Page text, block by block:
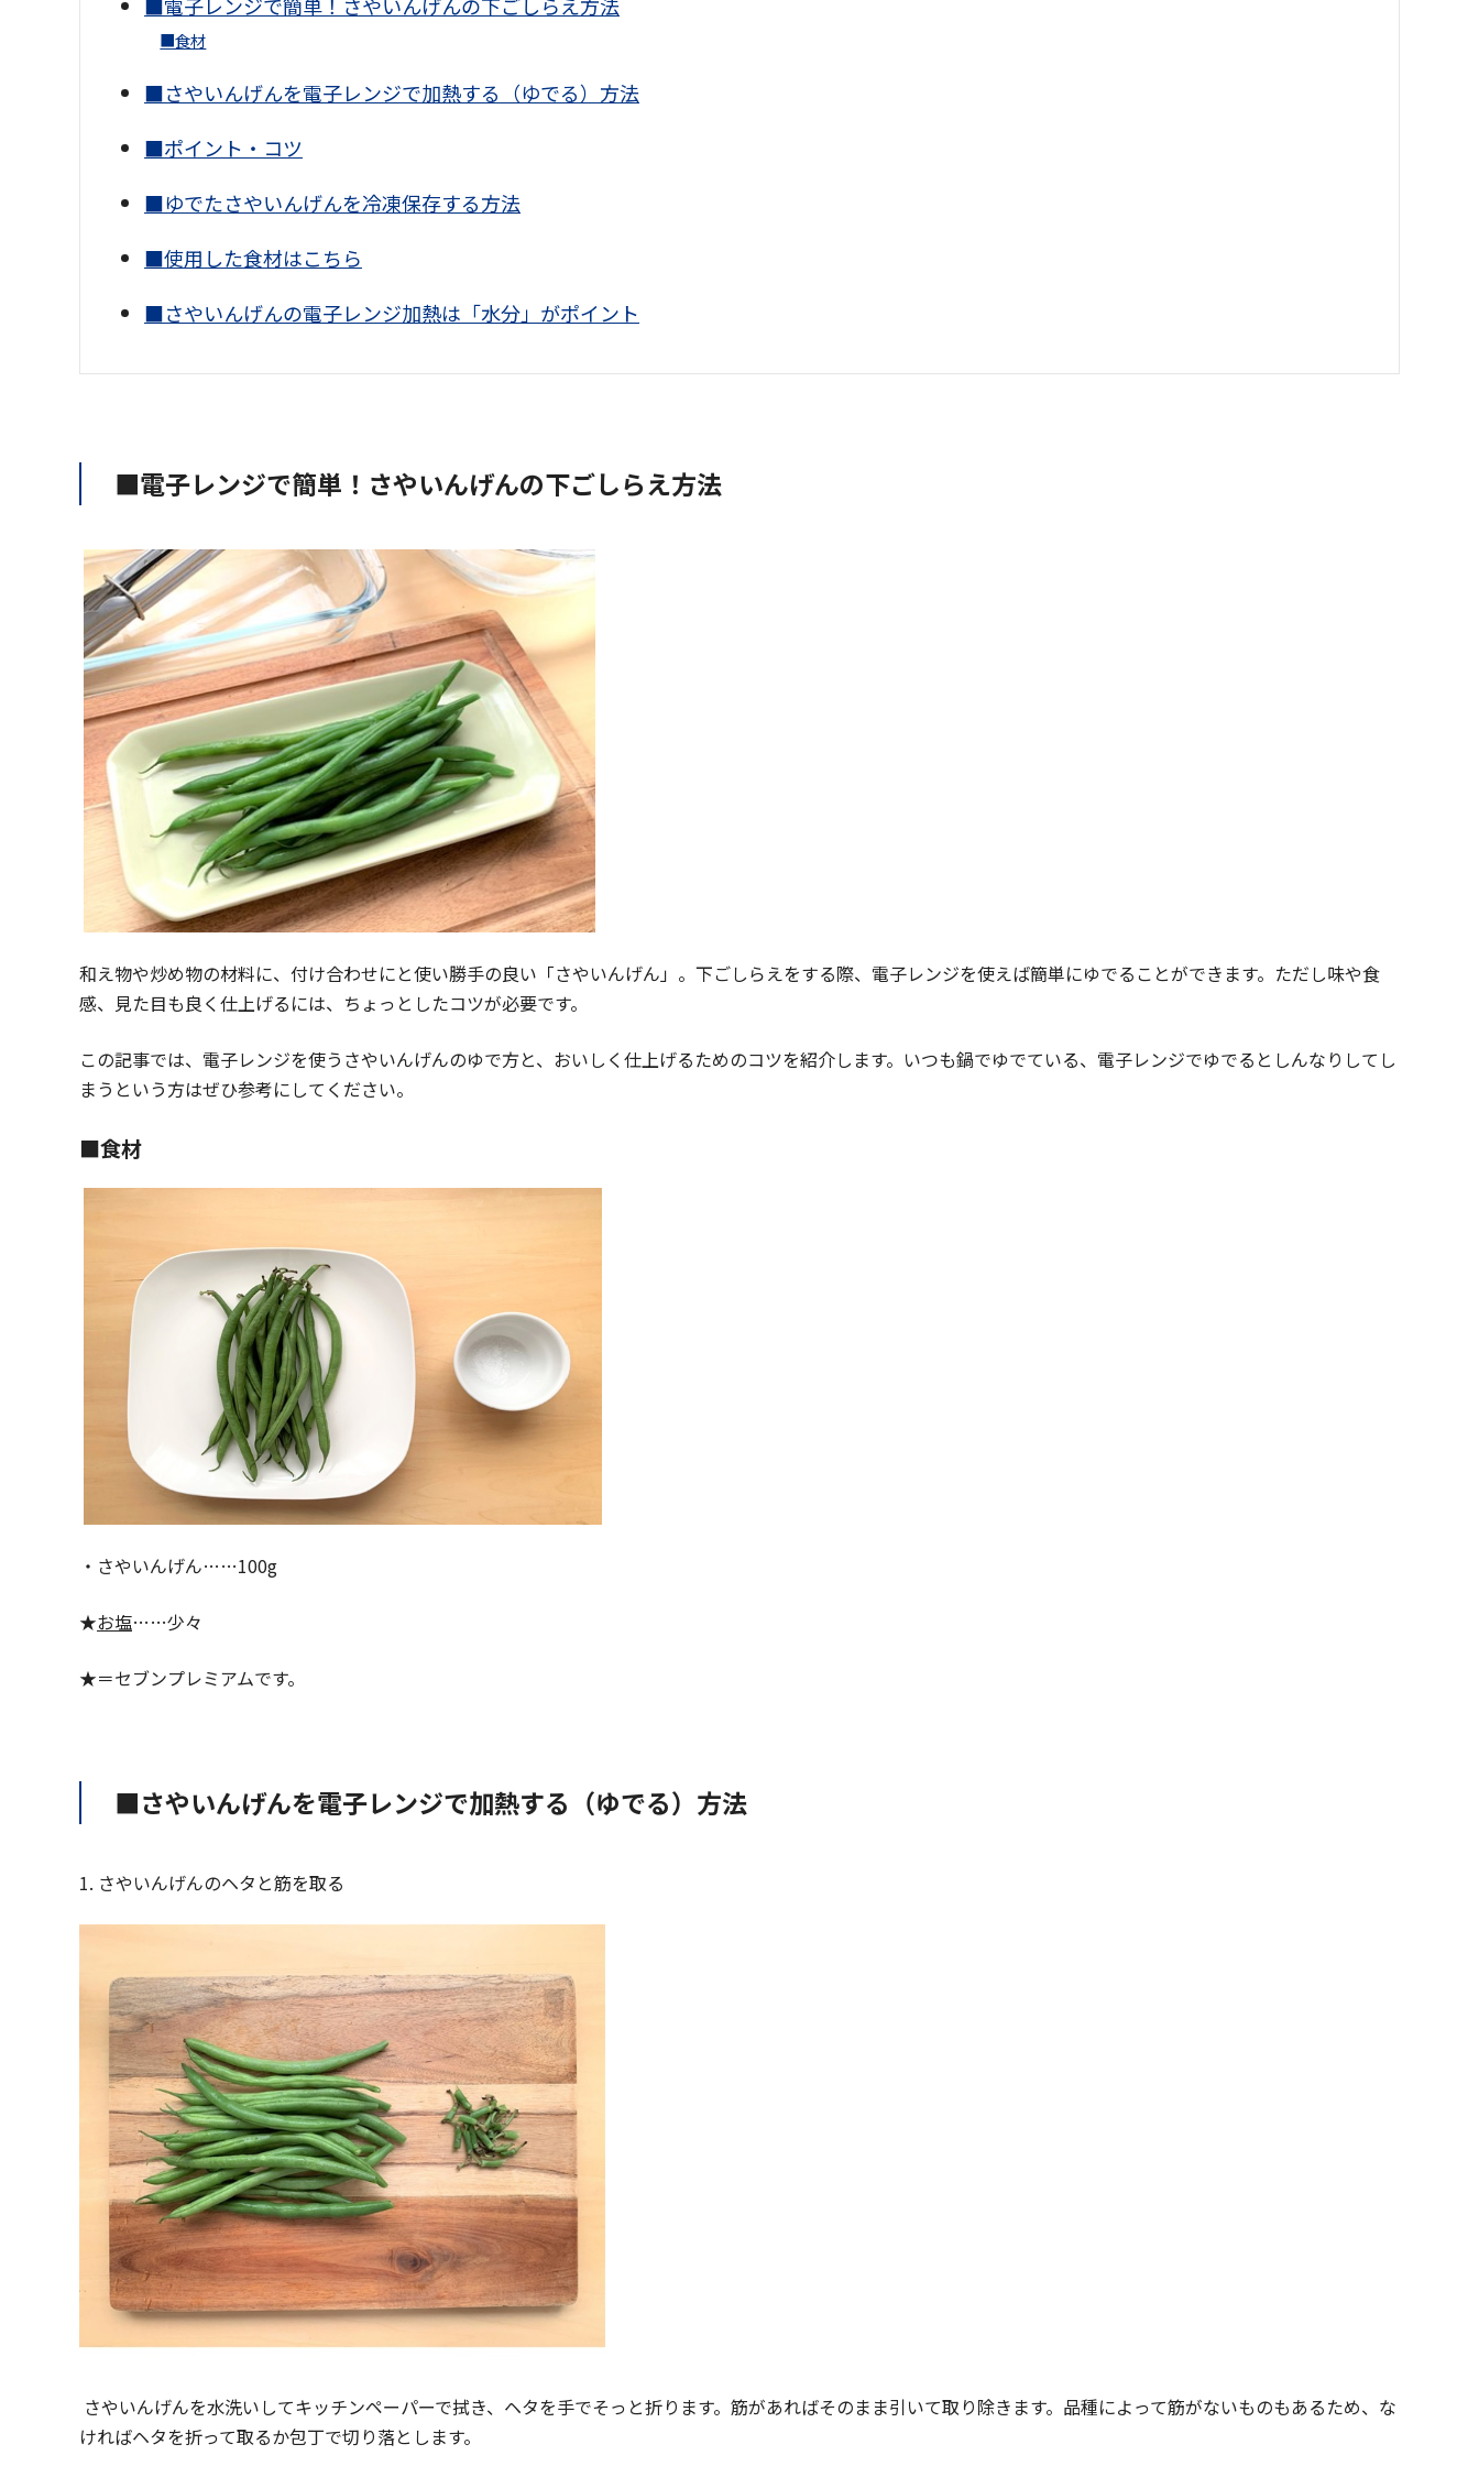
■食材
■さやいんげんを電子レンジで加熱する（ゆでる）方法
■ポイント・コツ
■ゆでたさやいんげんを冷凍保存する方法
■使用した食材はこちら
■さやいんげんの電子レンジ加熱は「水分」がポイント
■電子レンジで簡単！さやいんげんの下ごしらえ方法
和え物や炒め物の材料に、付け合わせにと使い勝手の良い「さやいんげん」。下ごしらえをする際、電子レンジを使えば簡単にゆでることができます。ただし味や食
感、見た目も良く仕上げるには、ちょっとしたコツが必要です。
この記事では、電子レンジを使うさやいんげんのゆで方と、おいしく仕上げるためのコツを紹介します。いつも鍋でゆでている、電子レンジでゆでるとしんなりしてし
まうという方はぜひ参考にしてください。
■食材
・さやいんげん……100g
★お塩……少々
★＝セブンプレミアムです。
■さやいんげんを電子レンジで加熱する（ゆでる）方法
1. さやいんげんのヘタと筋を取る
さやいんげんを水洗いしてキッチンペーパーで拭き、ヘタを手でそっと折ります。筋があればそのまま引いて取り除きます。品種によって筋がないものもあるため、な
ければヘタを折って取るか包丁で切り落とします。